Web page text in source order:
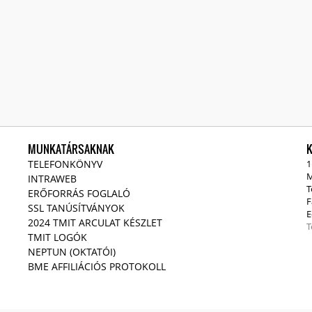
MUNKATÁRSAKNAK
TELEFONKÖNYV
INTRAWEB
ERŐFORRÁS FOGLALÓ
SSL TANÚSÍTVÁNYOK
2024 TMIT ARCULAT KÉSZLET
TMIT LOGÓK
NEPTUN (OKTATÓI)
BME AFFILIÁCIÓS PROTOKOLL